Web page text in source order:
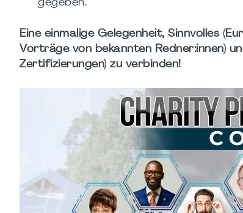
gegeben.
Eine einmalige Gelegenheit, Sinnvolles
Vorträge von bekannten Redner:innen)
Zertifizierungen) zu verbinden!